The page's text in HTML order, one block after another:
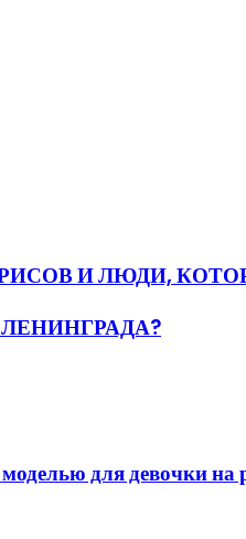
И ЛЮДИ,
для девочки